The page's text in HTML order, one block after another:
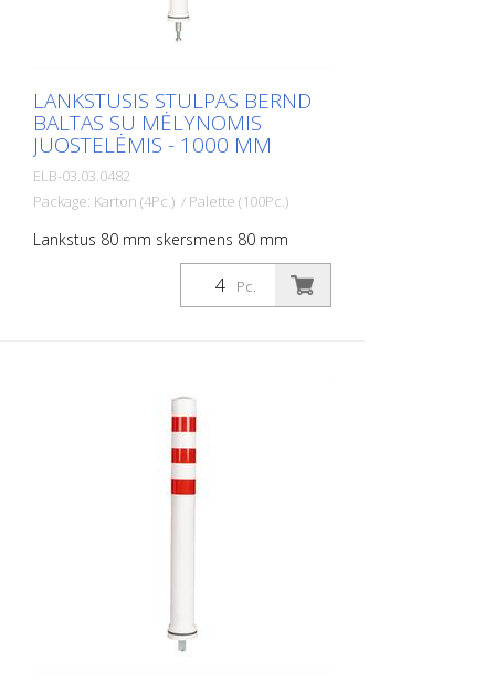
LANKSTUSIS STULPAS BERND
BALTAS SU MĖLYNOMIS
JUOSTELĖMIS - 1000 MM
ELB-03.03.0482
Package: Karton (4Pc.) / Palette (100Pc.)
Lankstus 80 mm skersmens 80 mm
skersmens stulpas, skirtas įvairiems
darbams. Su mėlynos spalvos folijos
atšvaitais ir stiklo karoliukų atšvaitais.
lizdas - PZ 1- įeina į komplektą Lanksčių
plastikinių stulpelių privalumai: - Elastiški,
todėl lengvai pasiekiami - Apsaugo nuo
transporto priemonės apgadinimo
susidūrimo atveju - Nereikia remontuoti
nei stulpelio, nei transporto priemonės -
Pc.